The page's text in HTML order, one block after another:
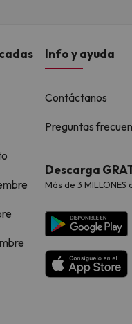
Info y ayuda
Contáctanos
Preguntas
Descarga
Más de 3